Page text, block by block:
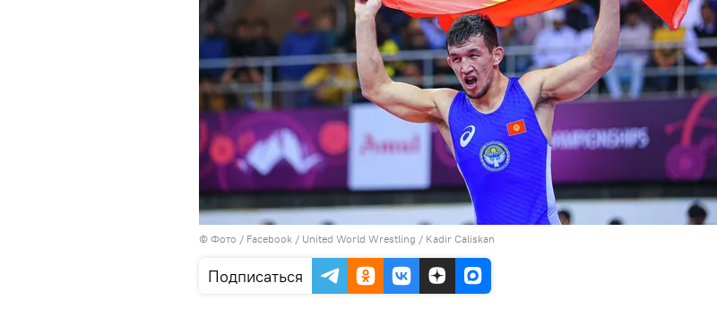
© Фото / Facebook / United World Wrestling / Kadir Caliskan
Подписаться